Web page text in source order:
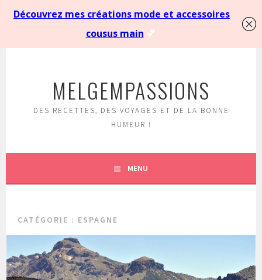
MELGEMPASSIONS
DES RECETTES, DES VOYAGES ET DE LA BONNE
HUMEUR !
MENU
CATÉGORIE : ESPAGNE